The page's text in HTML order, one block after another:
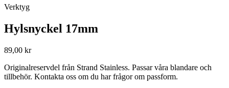
Verktyg
Hylsnyckel 17mm
89,00 kr
Originalreservdel från Strand Stainless. Passar våra blandare och
tillbehör. Kontakta oss om du har frågor om passform.